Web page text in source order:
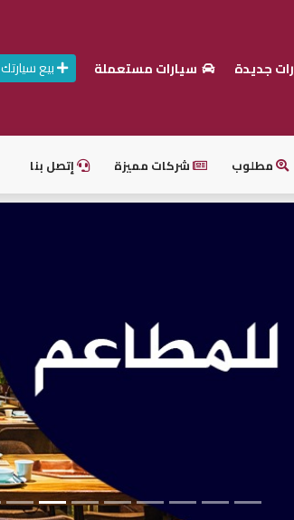
جديدة سيارات مستعملة بيع سيارتك
مطلوب شركات مميزة إتصل بنا